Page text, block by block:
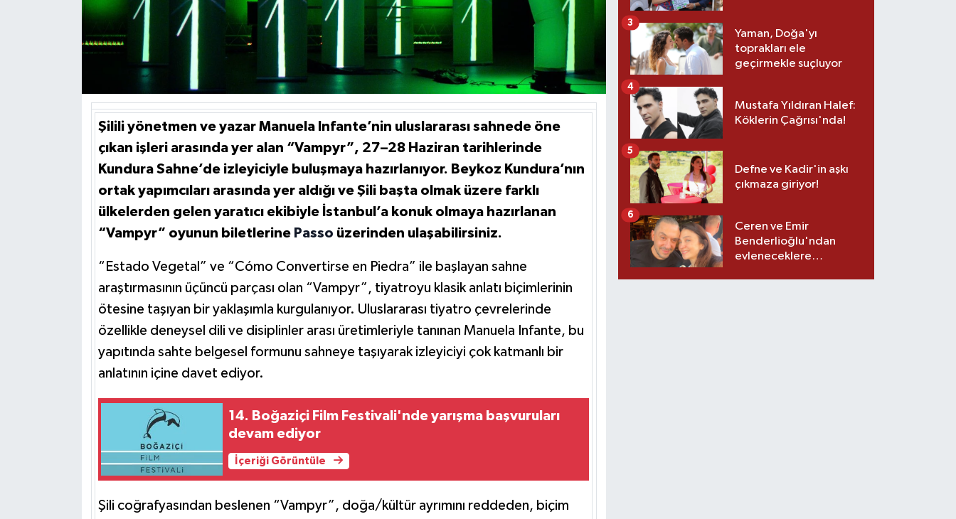
Şilili yönetmen ve yazar Manuela Infante’nin uluslararası sahnede öne
çıkan işleri arasında yer alan “Vampyr”, 27–28 Haziran tarihlerinde
Kundura Sahne’de izleyiciyle buluşmaya hazırlanıyor. Beykoz Kundura’nın
ortak yapımcıları arasında yer aldığı ve Şili başta olmak üzere farklı
ülkelerden gelen yaratıcı ekibiyle İstanbul’a konuk olmaya hazırlanan
“Vampyr” oyunun biletlerine Passo üzerinden ulaşabilirsiniz.
“Estado Vegetal” ve “Cómo Convertirse en Piedra” ile başlayan sahne
araştırmasının üçüncü parçası olan “Vampyr”, tiyatroyu klasik anlatı biçimlerinin
ötesine taşıyan bir yaklaşımla kurgulanıyor. Uluslararası tiyatro çevrelerinde
özellikle deneysel dili ve disiplinler arası üretimleriyle tanınan Manuela Infante, bu
yapıtında sahte belgesel formunu sahneye taşıyarak izleyiciyi çok katmanlı bir
anlatının içine davet ediyor.
14. Boğaziçi Film Festivali'nde yarışma başvuruları
devam ediyor
İçeriği Görüntüle
Şili coğrafyasından beslenen “Vampyr”, doğa/kültür ayrımını reddeden, biçim
Yaman, Doğa'yı
toprakları ele
geçirmekle suçluyor
3
Mustafa Yıldıran Halef:
Köklerin Çağrısı'nda!
4
Defne ve Kadir'in aşkı
çıkmaza giriyor!
5
Ceren ve Emir
Benderlioğlu'ndan
evleneceklere
6